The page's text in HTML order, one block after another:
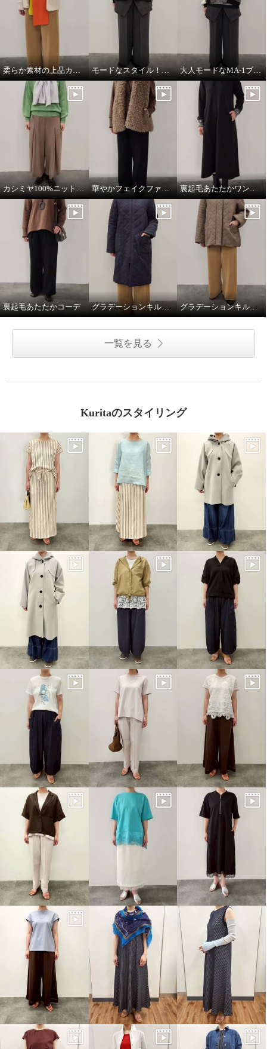
ゼラールスポーツ スーピマコッ
トン混 裏起毛シャギー レイヤー
ドデザイン フーディーワンピー
柔らか素材の上品カジュアルスタイル モードなスタイル！ワントーンコーデ 大人モードなMA-1ブルゾン
カシミヤ100%ニットマフラー
裏起毛あたたかコーデ グラデーションキルトロングコート グラデーションキルトミドル丈コート
一覧を見る
Kuritaのスタイリング